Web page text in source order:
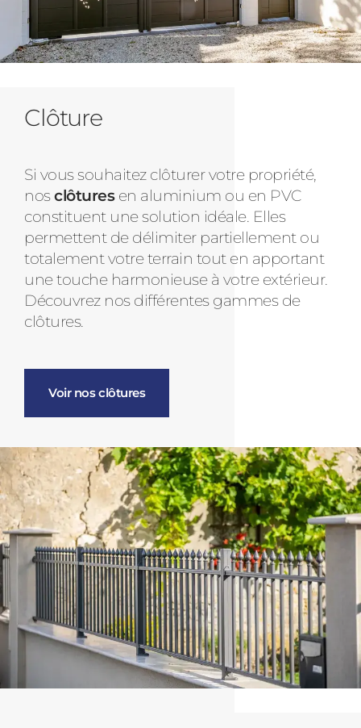
Clôture
Si vous souhaitez clôturer votre propriété,
nosclôturesen aluminium ou en PVC
constituent une solution idéale. Elles
permettent de délimiter partiellement ou
totalement votre terrain tout en apportant
une touche harmonieuse à votre extérieur.
Découvrez nos différentes gammes de
clôtures.
Voir nos clôtures